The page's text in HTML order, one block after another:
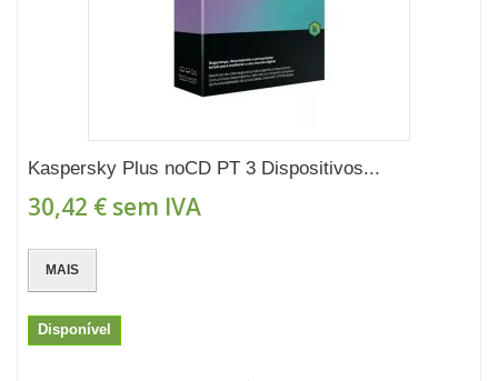
Kaspersky Plus noCD PT 3 Dispositivos...
30,42 € sem IVA
MAIS
Disponível